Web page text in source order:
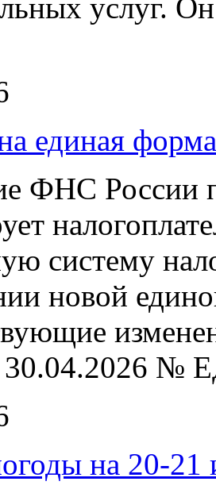
услуг.
единая
ФНС России
систему
новой
30.04.2026 №
на 20-21